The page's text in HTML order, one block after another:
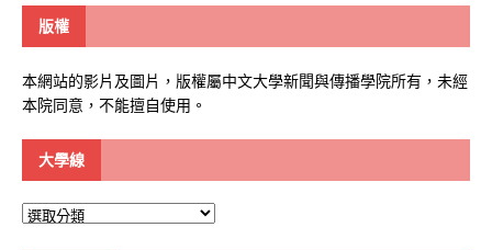
版權
本網站的影片及圖片，版權屬中文大學新聞與傳播學院所有，未經
本院同意，不能擅自使用。
大學線
大